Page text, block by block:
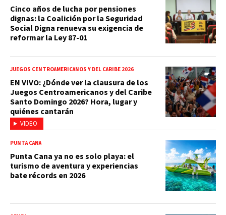
Cinco años de lucha por pensiones
dignas: la Coalición por la Seguridad
Social Digna renueva su exigencia de
reformar la Ley 87-01
VIDEO
JUEGOS CENTROAMERICANOS Y DEL CARIBE 2026
EN VIVO: ¿Dónde ver la clausura de los
Juegos Centroamericanos y del Caribe
Santo Domingo 2026? Hora, lugar y
quiénes cantarán
PUNTA CANA
Punta Cana ya no es solo playa: el
turismo de aventura y experiencias
bate récords en 2026